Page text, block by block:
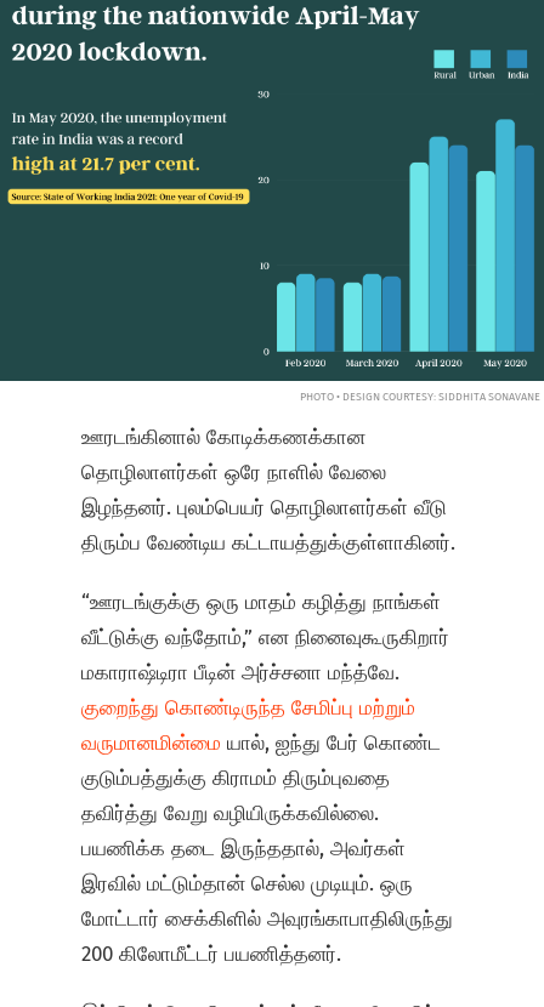
PHOTO • DESIGN COURTESY: SIDDHITA SONAVANE
ஊரடங்கினால் கோடிக்கணக்கான
தொழிலாளர்கள் ஒரே நாளில் வேலை
இழந்தனர். புலம்பெயர் தொழிலாளர்கள் வீடு
திரும்ப வேண்டிய கட்டாயத்துக்குள்ளாகினர்.
“ஊரடங்குக்கு ஒரு மாதம் கழித்து நாங்கள்
வீட்டுக்கு வந்தோம்,” என நினைவுகூருகிறார்
மகாராஷ்டிரா பீடின் அர்ச்சனா மந்த்வே.
குறைந்து கொண்டிருந்த சேமிப்பு மற்றும்
வருமானமின்மையால், ஐந்து பேர் கொண்ட
குடும்பத்துக்கு கிராமம் திரும்புவதை
தவிர்த்து வேறு வழியிருக்கவில்லை.
பயணிக்க தடை இருந்ததால், அவர்கள்
இரவில் மட்டும்தான் செல்ல முடியும். ஒரு
மோட்டார் சைக்கிளில் அவுரங்காபாதிலிருந்து
200 கிலோமீட்டர் பயணித்தனர்.